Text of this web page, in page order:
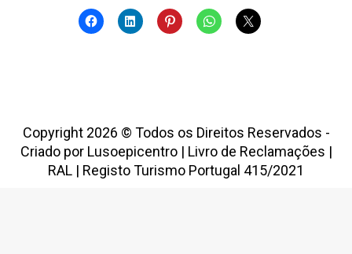
Copyright 2026 © Todos os Direitos Reservados -
Criado por Lusoepicentro| Livro de Reclamações |
RAL | Registo Turismo Portugal 415/2021